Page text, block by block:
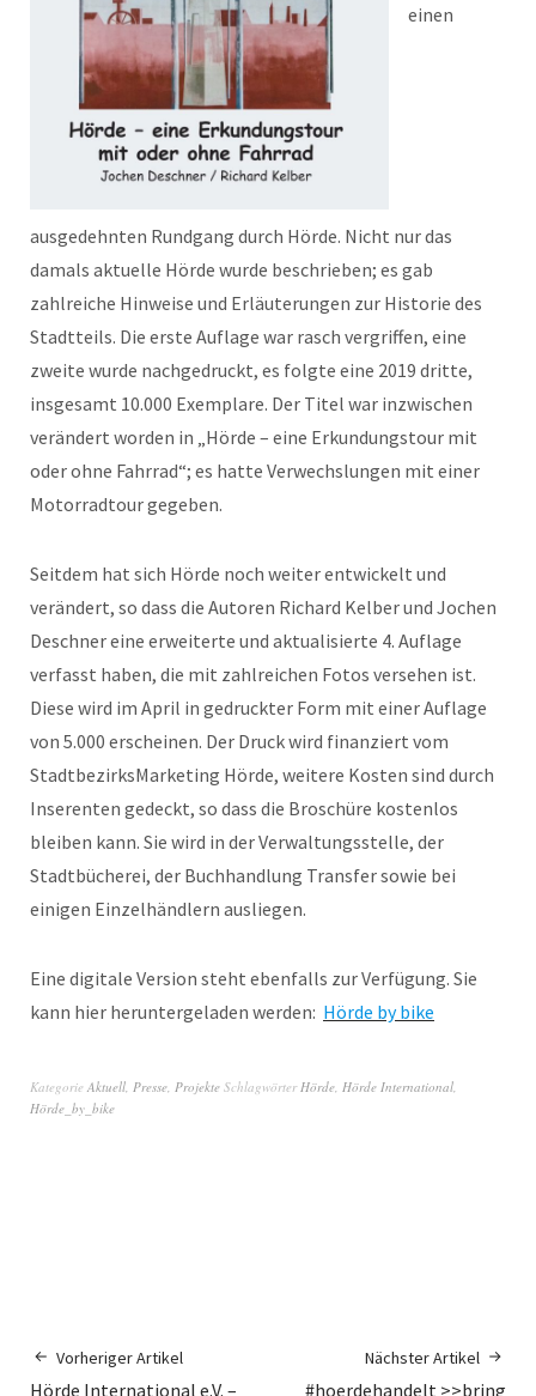
einen
ausgedehnten Rundgang durch Hörde. Nicht nur das
damals aktuelle Hörde wurde beschrieben; es gab
zahlreiche Hinweise und Erläuterungen zur Historie des
Stadtteils. Die erste Auflage war rasch vergriffen, eine
zweite wurde nachgedruckt, es folgte eine 2019 dritte,
insgesamt 10.000 Exemplare. Der Titel war inzwischen
verändert worden in „Hörde – eine Erkundungstour mit
oder ohne Fahrrad“; es hatte Verwechslungen mit einer
Motorradtour gegeben.
Seitdem hat sich Hörde noch weiter entwickelt und
verändert, so dass die Autoren Richard Kelber und Jochen
Deschner eine erweiterte und aktualisierte 4. Auflage
verfasst haben, die mit zahlreichen Fotos versehen ist.
Diese wird im April in gedruckter Form mit einer Auflage
von 5.000 erscheinen. Der Druck wird finanziert vom
StadtbezirksMarketing Hörde, weitere Kosten sind durch
Inserenten gedeckt, so dass die Broschüre kostenlos
bleiben kann. Sie wird in der Verwaltungsstelle, der
Stadtbücherei, der Buchhandlung Transfer sowie bei
einigen Einzelhändlern ausliegen.
Eine digitale Version steht ebenfalls zur Verfügung. Sie
kann hier heruntergeladen werden: Hörde by bike
Kategorie Aktuell Presse Projekte Schlagwörter Hörde Hörde International
Hörde_by_bike
Vorheriger Artikel
Hörde International e.V. –
Nächster Artikel
#hoerdehandelt >>bring